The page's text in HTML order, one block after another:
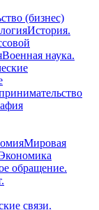
(бизнес)
История.
Военная наука.
Мировая
обращение.
связи.